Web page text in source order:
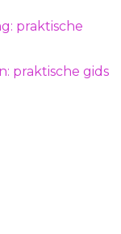
praktische
praktische gids